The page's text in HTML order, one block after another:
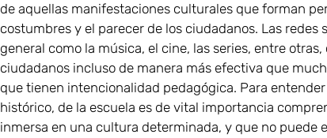
de aquellas manifestaciones culturales que forman
costumbres y el parecer de los ciudadanos. Las redes
general como la música, el cine, las series, entre
ciudadanos incluso de manera más efectiva que
que tienen intencionalidad pedagógica. Para
histórico, de la escuela es de vital importancia
inmersa en una cultura determinada, y que no puede